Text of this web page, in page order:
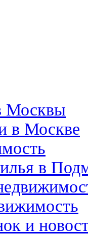
Москвы
в Москве
в
и